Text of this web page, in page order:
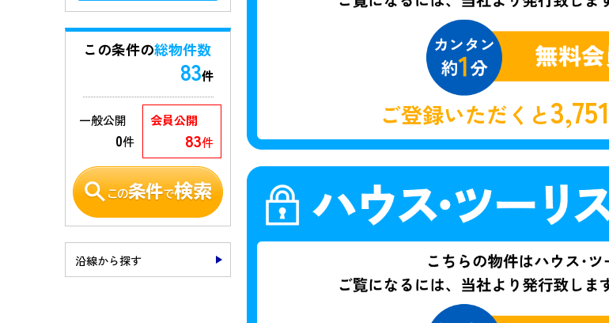
ご登録いただくと3,751
この条件の総物件数
83件
会員公開
83件
一般公開
0件
沿線から探す